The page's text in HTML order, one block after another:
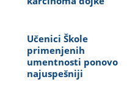
Učenici Škole
primenjenih
umentnosti ponovo
najuspešniji